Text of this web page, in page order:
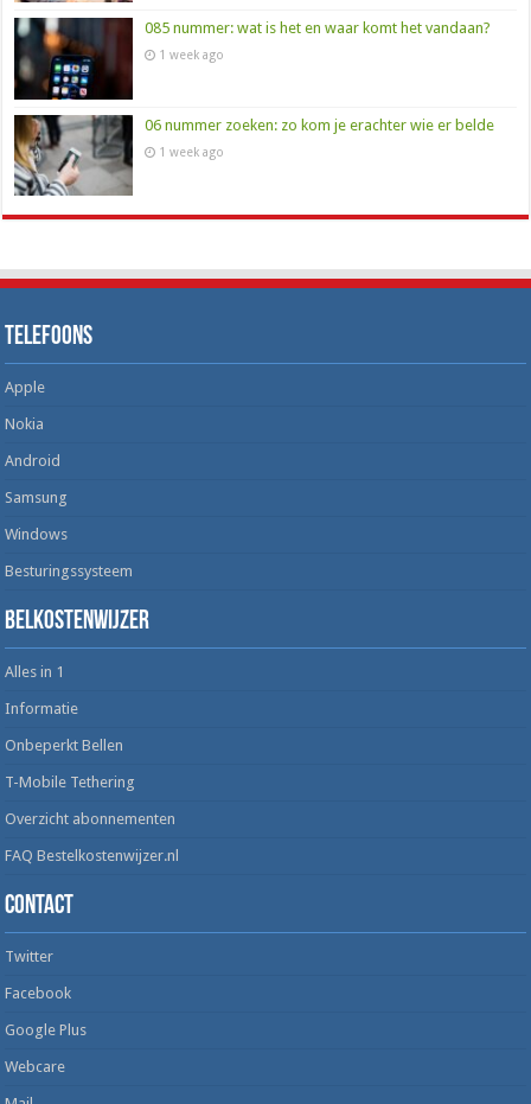
085 nummer: wat is het en waar komt het vandaan?
1 week ago
06 nummer zoeken: zo kom je erachter wie er belde
1 week ago
Telefoons
Apple
Nokia
Android
Samsung
Windows
Besturingssysteem
Belkostenwijzer
Alles in 1
Informatie
Onbeperkt Bellen
T-Mobile Tethering
Overzicht abonnementen
FAQ Bestelkostenwijzer.nl
Contact
Twitter
Facebook
Google Plus
Webcare